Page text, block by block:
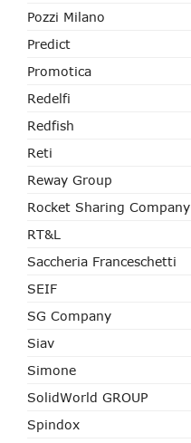
Pozzi Milano
Predict
Promotica
Redelfi
Redfish
Reti
Reway Group
Rocket Sharing Company
RT&L
Saccheria Franceschetti
SEIF
SG Company
Siav
Simone
SolidWorld GROUP
Spindox